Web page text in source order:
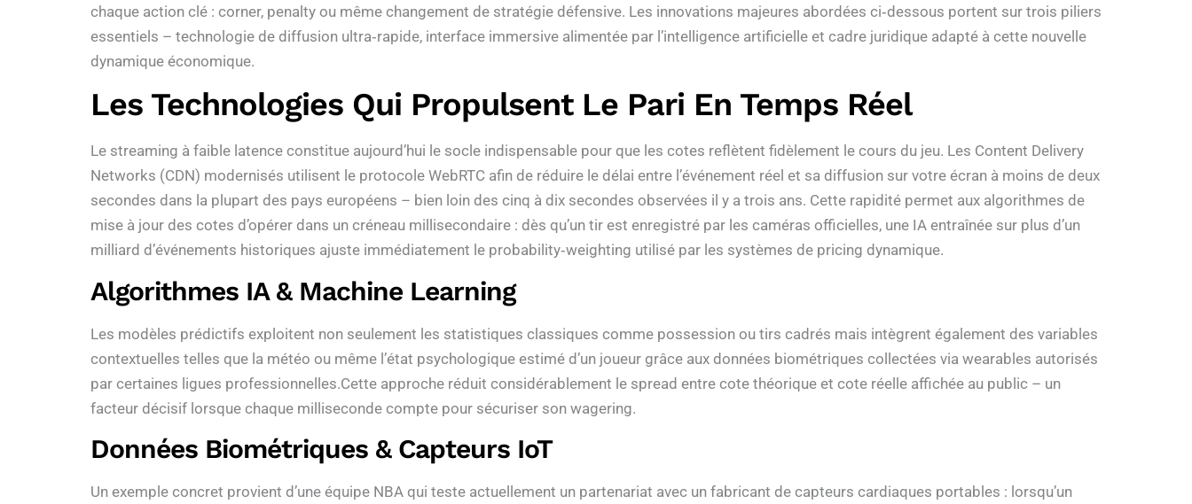
chaque action clé : corner, penalty ou même changement de stratégie défensive. Les innovations majeures abordées ci‑dessous portent sur trois piliers
essentiels – technologie de diffusion ultra‑rapide, interface immersive alimentée par l’intelligence artificielle et cadre juridique adapté à cette nouvelle
dynamique économique.
Les Technologies Qui Propulsent Le Pari En Temps Réel
Le streaming à faible latence constitue aujourd’hui le socle indispensable pour que les cotes reflètent fidèlement le cours du jeu. Les Content Delivery
Networks (CDN) modernisés utilisent le protocole WebRTC afin de réduire le délai entre l’événement réel et sa diffusion sur votre écran à moins de deux
secondes dans la plupart des pays européens – bien loin des cinq à dix secondes observées il y a trois ans. Cette rapidité permet aux algorithmes de
mise à jour des cotes d’opérer dans un créneau millisecondaire : dès qu’un tir est enregistré par les caméras officielles, une IA entraînée sur plus d’un
milliard d’événements historiques ajuste immédiatement le probability‑weighting utilisé par les systèmes de pricing dynamique.
Algorithmes IA & Machine Learning
Les modèles prédictifs exploitent non seulement les statistiques classiques comme possession ou tirs cadrés mais intègrent également des variables
contextuelles telles que la météo ou même l’état psychologique estimé d’un joueur grâce aux données biométriques collectées via wearables autorisés
par certaines ligues professionnelles.Cette approche réduit considérablement le spread entre cote théorique et cote réelle affichée au public – un
facteur décisif lorsque chaque milliseconde compte pour sécuriser son wagering.
Données Biométriques & Capteurs IoT
Un exemple concret provient d’une équipe NBA qui teste actuellement un partenariat avec un fabricant de capteurs cardiaques portables : lorsqu’un